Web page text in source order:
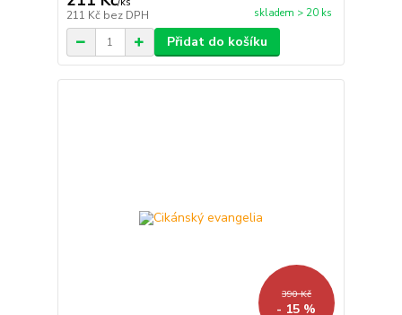
211 Kč bez DPH skladem > 20 ks
Přidat do košíku
390 Kč
- 15 %